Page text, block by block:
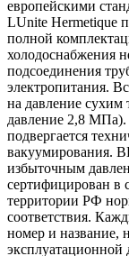
европейскими
LUnite Hermetique
полной
холодоснабжения
подсоединения
электропитания.
на давление сухим
давление 2,8 МПа).
подвергается
вакуумирования.
избыточным
сертифицирован в
территории РФ
соответствия.
номер и название,